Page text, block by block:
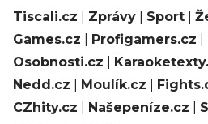
Tiscali.cz Zprávy Sport
Games.cz
Profigamers.cz
Osobnosti.cz
Nedd.cz
Moulík.cz
CZhity.cz
Našepeníze.cz